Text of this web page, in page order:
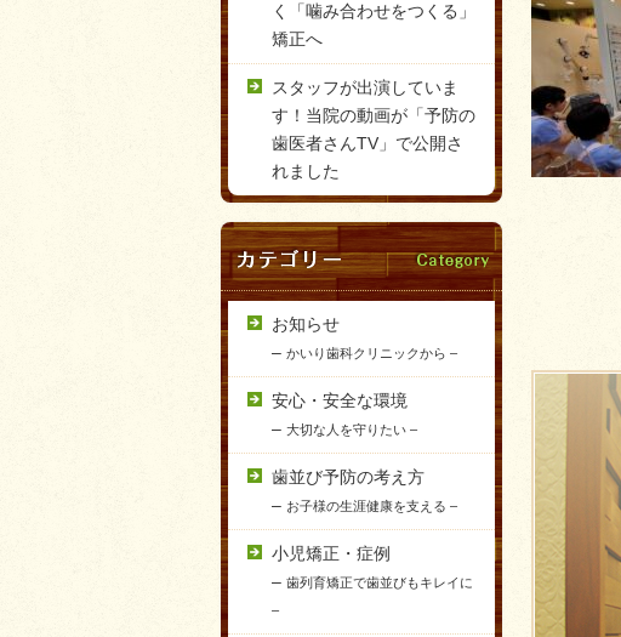
く「噛み合わせをつくる」
矯正へ
スタッフが出演していま
す！当院の動画が「予防の
歯医者さんTV」で公開さ
れました
お知らせ
– かいり歯科クリニックから –
安心・安全な環境
– 大切な人を守りたい –
歯並び予防の考え方
– お子様の生涯健康を支える –
小児矯正・症例
– 歯列育矯正で歯並びもキレイに
–